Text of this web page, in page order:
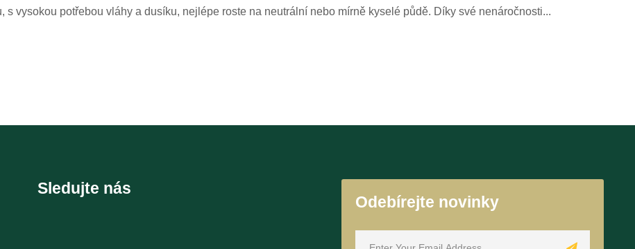
vysokou potřebou vláhy a dusíku, nejlépe roste na neutrální nebo mírně kyselé půdě. Díky své nenáročnosti...
Sledujte nás
Odebírejte novinky